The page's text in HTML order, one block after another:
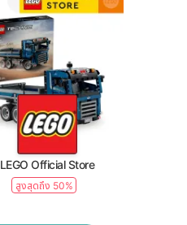
LEGO Official Store
สูงสุดถึง 50%